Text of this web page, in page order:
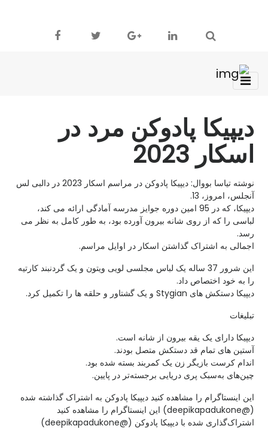
دیپیکا پادوکن مرد در
اسکار 2023
نوشته تیاسا بووال: دیپیکا پادوکن در مراسم اسکار 2023 در دالبی لس
آنجلس، امروز، 13.
دیپیکا، که در 95 امین دوره جوایز مدرسه آمادگی ارائه می کند،
لباسی را که از روی شانه بیرون آورده بود، به طور کامل به نظر می
رسد.
اجمالی به اشتراک گذاشتن اسکار در اوایل مراسم.
این شرور 37 ساله یک لباس مجلسی لویی ویتون و یک گردنبند کارتیه
را به خود اختصاص داد.
دیپیکا دستکش های Stygian و یک گشتاور و حلقه ها را تکمیل کرد.
تبلیغات
دیپیکا دارای یک یقه بیرون از شانه است.
آستین های تمام قد دستکش متصل بودند.
اندام کرست بازیگر زن یک کمربند بسته شده بود.
چین‌های به‌سبک پری دریایی برجسته‌تر در پایین.
این اینستاگرام را مشاهده کنید دیپیکا پادوکن به اشتراک گذاشته شده
(@deepikapadukone) این اینستاگرام را مشاهده کنید
اشتراک‌گذاری شده با دیپیکا پادوکن (@deepikapadukone)